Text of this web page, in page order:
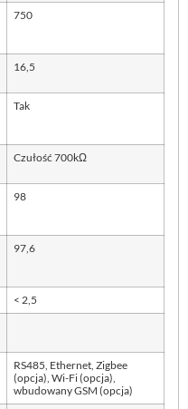
750
16,5
Tak
Czułość 700kΩ
98
97,6
< 2,5
RS485, Ethernet, Zigbee
(opcja), Wi-Fi (opcja),
wbudowany GSM (opcja)